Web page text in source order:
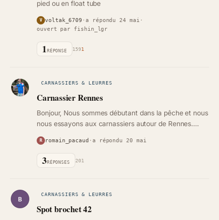
pied ou en float tube
V voltak_6709 ·a répondu 24 mai ·
ouvert par fishin_lgr
1 RÉPONSE 1591
CARNASSIERS & LEURRES
Carnassier Rennes
Bonjour, Nous sommes débutant dans la pêche et nous
nous essayons aux carnassiers autour de Rennes.
et Colombier mais aucune…
R romain_pacaud · a répondu 20 mai
3 RÉPONSES 201
B
CARNASSIERS & LEURRES
Spot brochet 42